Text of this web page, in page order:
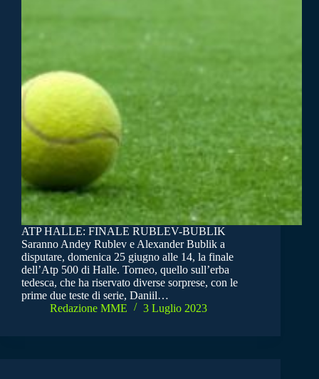
ATP HALLE: FINALE RUBLEV-BUBLIK
Saranno Andey Rublev e Alexander Bublik a
disputare, domenica 25 giugno alle 14, la finale
dell’Atp 500 di Halle. Torneo, quello sull’erba
tedesca, che ha riservato diverse sorprese, con le
prime due teste di serie, Daniil…
Redazione MME
3 Luglio 2023